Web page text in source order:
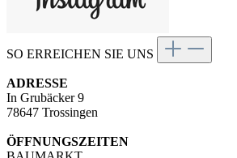
SO ERREICHEN SIE UNS
ADRESSE
In Grubäcker 9
78647 Trossingen
ÖFFNUNGSZEITEN